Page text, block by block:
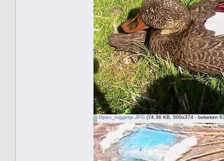
Open_ruggetje.JPG (74.36 KB, 500x374 - bekeken